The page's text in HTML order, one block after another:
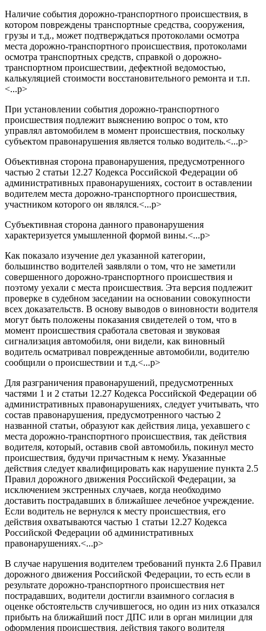
Наличие события дорожно-транспортного происшествия, в
котором повреждены транспортные средства, сооружения,
грузы и т.д., может подтверждаться протоколами осмотра
места дорожно-транспортного происшествия, протоколами
осмотра транспортных средств, справкой о дорожно-
транспортном происшествии, дефектной ведомостью,
калькуляцией стоимости восстановительного ремонта и т.п.
<...p>
При установлении события дорожно-транспортного
происшествия подлежит выяснению вопрос о том, кто
управлял автомобилем в момент происшествия, поскольку
субъектом правонарушения является только водитель.<...p>
Объективная сторона правонарушения, предусмотренного
частью 2 статьи 12.27 Кодекса Российской Федерации об
административных правонарушениях, состоит в оставлении
водителем места дорожно-транспортного происшествия,
участником которого он являлся.<...p>
Субъективная сторона данного правонарушения
характеризуется умышленной формой вины.<...p>
Как показало изучение дел указанной категории,
большинство водителей заявляли о том, что не заметили
совершенного дорожно-транспортного происшествия и
поэтому уехали с места происшествия. Эта версия подлежит
проверке в судебном заседании на основании совокупности
всех доказательств. В основу выводов о виновности водителя
могут быть положены показания свидетелей о том, что в
момент происшествия сработала световая и звуковая
сигнализация автомобиля, они видели, как виновный
водитель осматривал поврежденные автомобили, водителю
сообщили о происшествии и т.д.<...p>
Для разграничения правонарушений, предусмотренных
частями 1 и 2 статьи 12.27 Кодекса Российской Федерации об
административных правонарушениях, следует учитывать, что
состав правонарушения, предусмотренного частью 2
названной статьи, образуют как действия лица, уехавшего с
места дорожно-транспортного происшествия, так действия
водителя, который, оставив свой автомобиль, покинул место
происшествия, будучи причастным к нему. Указанные
действия следует квалифицировать как нарушение пункта 2.5
Правил дорожного движения Российской Федерации, за
исключением экстренных случаев, когда необходимо
доставить пострадавших в ближайшее лечебное учреждение.
Если водитель не вернулся к месту происшествия, его
действия охватываются частью 1 статьи 12.27 Кодекса
Российской Федерации об административных
правонарушениях.<...p>
В случае нарушения водителем требований пункта 2.6 Правил
дорожного движения Российской Федерации, то есть если в
результате дорожно-транспортного происшествия нет
пострадавших, водители достигли взаимного согласия в
оценке обстоятельств случившегося, но один из них отказался
прибыть на ближайший пост ДПС или в орган милиции для
оформления происшествия, действия такого водителя